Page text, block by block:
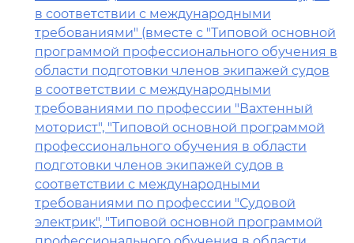
в соответствии с международными
требованиями" (вместе с "Типовой основной
программой профессионального обучения в
области подготовки членов экипажей судов
в соответствии с международными
требованиями по профессии "Вахтенный
моторист", "Типовой основной программой
профессионального обучения в области
подготовки членов экипажей судов в
соответствии с международными
требованиями по профессии "Судовой
электрик", "Типовой основной программой